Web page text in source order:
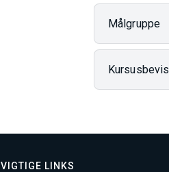
Målgruppe
Kursusbevis
VIGTIGE LINKS